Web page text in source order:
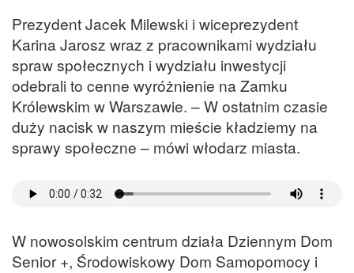
Prezydent Jacek Milewski i wiceprezydent
Karina Jarosz wraz z pracownikami wydziału
spraw społecznych i wydziału inwestycji
odebrali to cenne wyróżnienie na Zamku
Królewskim w Warszawie. – W ostatnim czasie
duży nacisk w naszym mieście kładziemy na
sprawy społeczne – mówi włodarz miasta.
W nowosolskim centrum działa Dziennym Dom
Senior +, Środowiskowy Dom Samopomocy i